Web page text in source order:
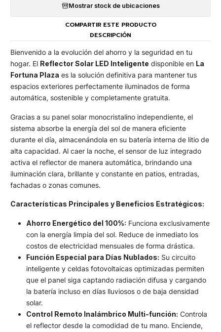
Mostrar stock de ubicaciones
COMPARTIR ESTE PRODUCTO
DESCRIPCIÓN
Bienvenido a la evolución del ahorro y la seguridad en tu
hogar. El Reflector Solar LED Inteligente disponible en La
Fortuna Plaza es la solución definitiva para mantener tus
espacios exteriores perfectamente iluminados de forma
automática, sostenible y completamente gratuita.
​Gracias a su panel solar monocristalino independiente, el
sistema absorbe la energía del sol de manera eficiente
durante el día, almacenándola en su batería interna de litio de
alta capacidad. Al caer la noche, el sensor de luz integrado
activa el reflector de manera automática, brindando una
iluminación clara, brillante y constante en patios, entradas,
fachadas o zonas comunes.
Características Principales y Beneficios Estratégicos:
Ahorro Energético del 100%: Funciona exclusivamente
con la energía limpia del sol. Reduce de inmediato los
costos de electricidad mensuales de forma drástica.
Función Especial para Días Nublados: Su circuito
inteligente y celdas fotovoltaicas optimizadas permiten
que el panel siga captando radiación difusa y cargando
la batería incluso en días lluviosos o de baja densidad
solar.
Control Remoto Inalámbrico Multi-función: Controla
el reflector desde la comodidad de tu mano. Enciende,